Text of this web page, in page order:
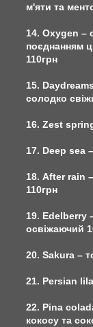
м'яти та
14. Oxygen –
поєднанням
110грн
15.
солодко
16. Zest
17. Deep sea
18. After rain
110грн
19. Edelberry
освіжаючий
20. Sakura –
21. Persian
22. Pina
кокосу та